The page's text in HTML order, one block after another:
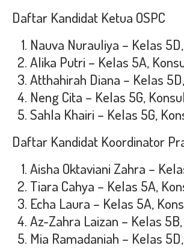
Daftar Kandidat Ketua OSPC
Nauva Nurauliya – Kelas
Alika Putri – Kelas 5A,
Atthahirah Diana – Kelas
Neng Cita – Kelas 5G,
Sahla Khairi – Kelas 5G,
Daftar Kandidat Koordinator
Aisha Oktaviani Zahra –
Tiara Cahya – Kelas 5A,
Echa Laura – Kelas 5A,
Az-Zahra Laizan – Kelas
Mia Ramadaniah – Kelas